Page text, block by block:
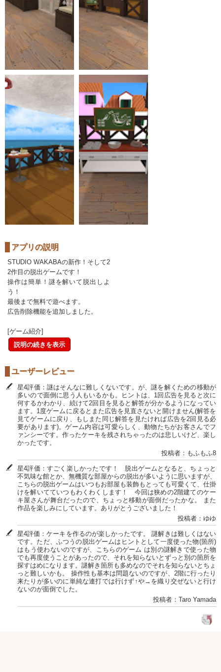
アプリの説明
STUDIO WAKABAの新作！そして2
2作目の脱出ゲームです！
操作は簡単！謎を解いて脱出しよ
う！
最後まで無料で遊べます。
広告削除機能を追加しました。
[ゲーム紹介]
説明の続きを表示
ユーザーレビュー
星4評価：謎はそんなに難しくないです。が、謎を解くための移動が
多いので面倒に思う人もいるかも。ヒントは、1回広告を見ると次に
何するかわかり、続けて2回目を見ると解答が分かるようになってい
ます。1度ゲームに戻るとまた広告を見直さないと開けません(解答を
見てゲームに戻り、もしまた同じ解答を見たければ広告を2回見る必
要があります)。ゲーム内容は可愛らしく、動物たちがお客さんでフ
ァンシーです。作ったケーキを残されちゃったのは悲しいけど、楽し
かったです。
投稿者：もふもふ8
星4評価：すごく楽しかったです！ 脱出ゲームとなると、ちょっと
不気味な館とか、無機質な部屋からの脱出が多いように思いますが、
こちらの脱出ゲームはいつもお部屋も装飾もとっても可愛くて、仕掛
けを解いてていつもわくわくします！ 今回は狭めの2階建てのケー
キ屋さんが舞台だったので、ちょっと移動が面倒だったかな。 また
作品を楽しみにしています。ありがとうございました！
投稿者：ゆゆ
星4評価：ケーキを作るのが楽しかったです。 謎解きは難しくはない
です。ただ、ふつうの脱出ゲームはヒントとして一度使った物(箇所)
はもう使わないのですが、こちらのゲーム は別の謎解きで使った物
でも再度使うことがあったので、それを知らないとずっと別の箇所を
探すはめになります。謎解き箇所も多めなのでそれを知らないとちょ
っと難しいかも。 操作性も基本は問題ないのですが、2階に行ったり
来たりが多いのに単純な連打では行けず↑や→を織り交ぜないと行け
ないのが面倒でした。
投稿者：Taro Yamada